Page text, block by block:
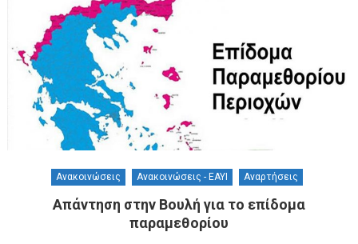
Ανακοινώσεις Ανακοινώσεις - ΕΑΥΙ Αναρτήσεις
Απάντηση στην Βουλή για το επίδομα
παραμεθορίου